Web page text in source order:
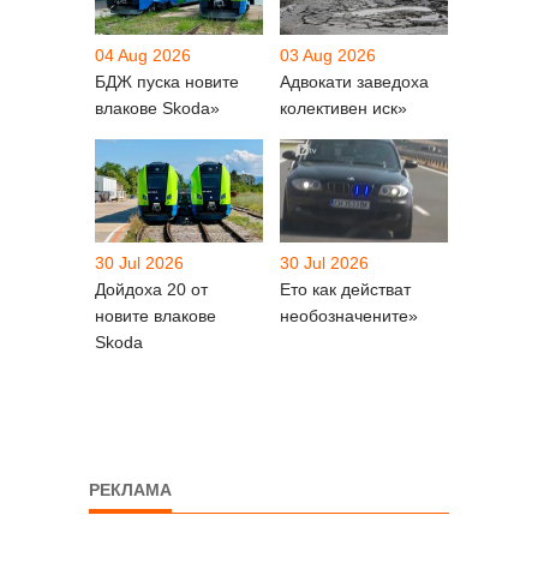
04 Aug 2026
БДЖ пуска новите
влакове Skoda»
03 Aug 2026
Адвокати заведоха
колективен иск»
30 Jul 2026
Дойдоха 20 от
новите влакове
Skoda
30 Jul 2026
Ето как действат
необозначените»
РЕКЛАМА